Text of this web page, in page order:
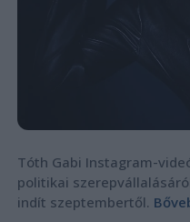
Tóth Gabi Instagram-
politikai
indít szeptembertől.